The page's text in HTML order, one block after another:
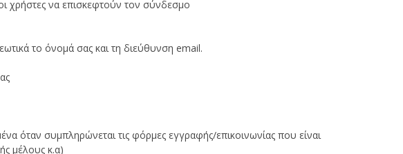
χρήστες να επισκεφτούν τον σύνδεσμο
το όνομά σας και τη διεύθυνση email.
όταν συμπληρώνεται τις φόρμες εγγραφής/επικοινωνίας που είναι
μέλους κ.α)